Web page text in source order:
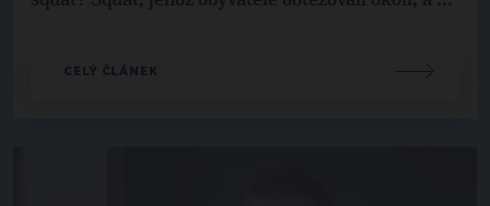
CELÝ ČLÁNEK